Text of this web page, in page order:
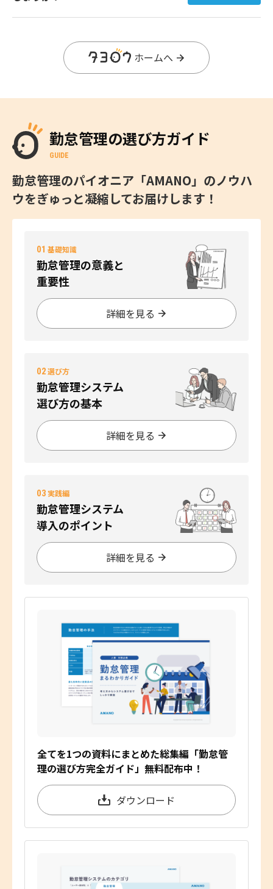
ホームへ
勤怠管理の選び方ガイド
GUIDE
勤怠管理のパイオニア「AMANO」のノウハ
ウをぎゅっと凝縮してお届けします！
01 基礎知識
勤怠管理の意義と
重要性
詳細を見る
02選び方
勤怠管理システム
選び方の基本
詳細を見る
03実践編
勤怠管理システム
導入のポイント
詳細を見る
全てを1つの資料にまとめた総集編「勤怠管
理の選び方完全ガイド」無料配布中！
ダウンロード